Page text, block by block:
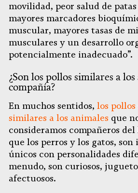
movilidad, peor salud de
mayores marcadores
muscular, mayores tasas de
musculares y un desarrollo
potencialmente inadecuado”.
¿Son los pollos similares a
compañía?
En muchos sentidos, los
similares a los animales que
consideramos compañeros
que los perros y los gatos,
únicos con personalidades
menudo, son curiosos,
afectuosos.